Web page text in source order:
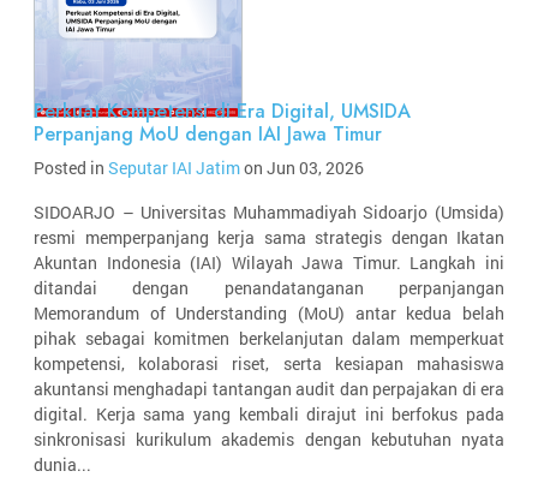
Perkuat Kompetensi di Era Digital, UMSIDA
Perpanjang MoU dengan IAI Jawa Timur
Posted in Seputar IAI Jatimon Jun 03, 2026
SIDOARJO – Universitas Muhammadiyah Sidoarjo (Umsida)
resmi memperpanjang kerja sama strategis dengan Ikatan
Akuntan Indonesia (IAI) Wilayah Jawa Timur. Langkah ini
ditandai dengan penandatanganan perpanjangan
Memorandum of Understanding (MoU) antar kedua belah
pihak sebagai komitmen berkelanjutan dalam memperkuat
kompetensi, kolaborasi riset, serta kesiapan mahasiswa
akuntansi menghadapi tantangan audit dan perpajakan di era
digital. Kerja sama yang kembali dirajut ini berfokus pada
sinkronisasi kurikulum akademis dengan kebutuhan nyata
dunia...